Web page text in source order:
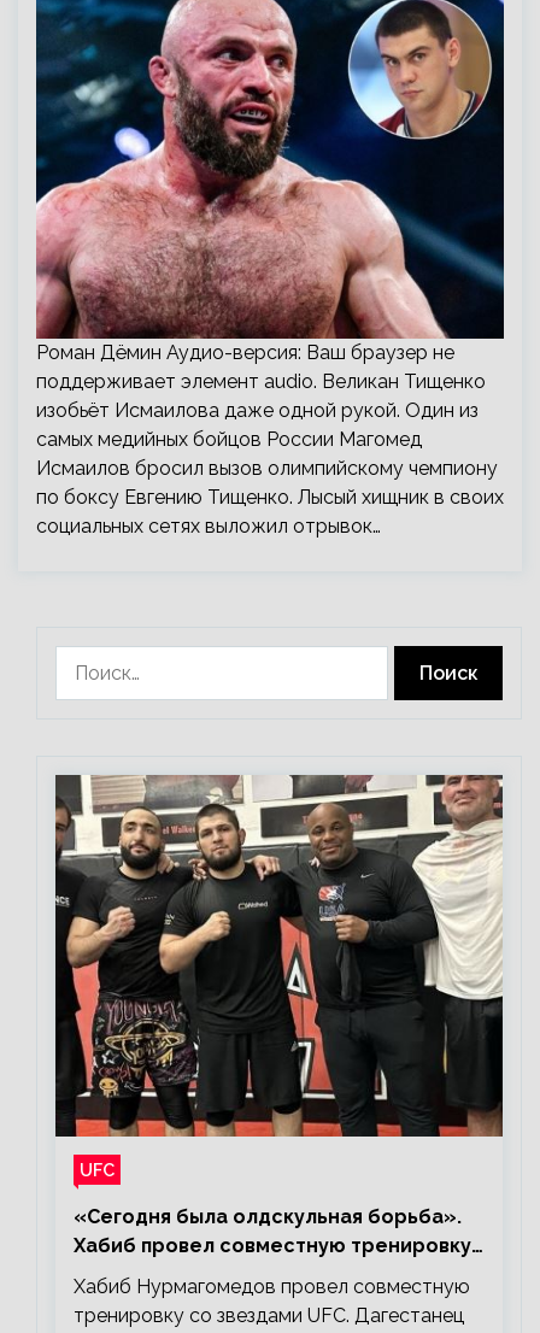
Роман Дёмин Аудио-версия: Ваш браузер не
поддерживает элемент audio. Великан Тищенко
изобьёт Исмаилова даже одной рукой. Один из
самых медийных бойцов России Магомед
Исмаилов бросил вызов олимпийскому чемпиону
по боксу Евгению Тищенко. Лысый хищник в своих
социальных сетях выложил отрывок…
UFC
«Сегодня была олдскульная борьба».
Хабиб провел совместную тренировку
со звездами UFC
Хабиб Нурмагомедов провел совместную
тренировку со звездами UFC. Дагестанец